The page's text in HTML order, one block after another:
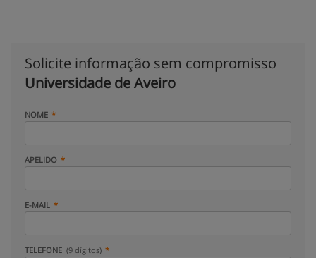
Solicite informação sem compromisso
Universidade de Aveiro
NOME
APELIDO
E-MAIL
TELEFONE (9 dígitos)